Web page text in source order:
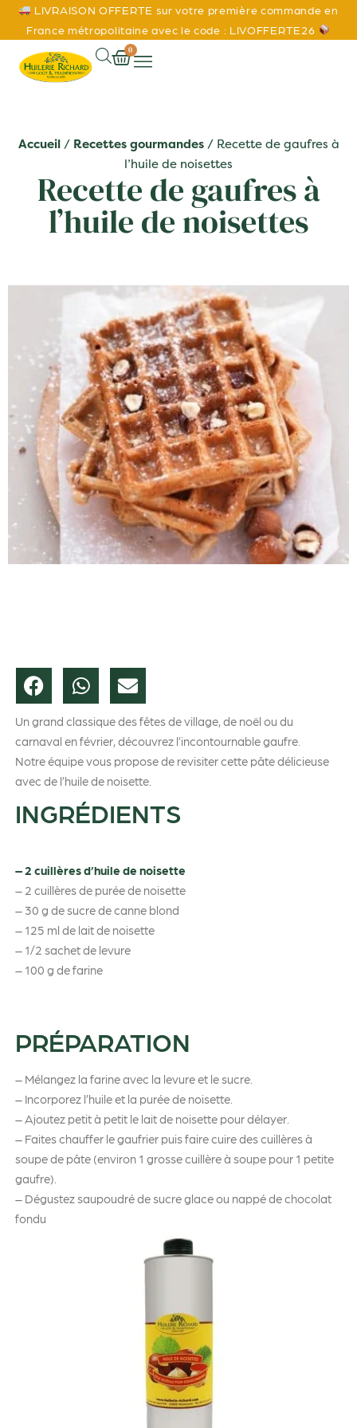
LIVRAISON OFFERTE sur votre première commande en
France métropolitaine avec le code : LIVOFFERTE26
0
Accueil/ Recettes gourmandes/ Recette de gaufres à
l’huile de noisettes
Recette de gaufres à
l’huile de noisettes
Un grand classique des fêtes de village, de noël ou du
carnaval en février, découvrez l’incontournable gaufre.
Notre équipe vous propose de revisiter cette pâte délicieuse
avec de l’huile de noisette.
INGRÉDIENTS
– 2 cuillères d’huile de noisette
– 2 cuillères de purée de noisette
– 30 g de sucre de canne blond
– 125 ml de lait de noisette
– 1/2 sachet de levure
– 100 g de farine
PRÉPARATION
– Mélangez la farine avec la levure et le sucre.
– Incorporez l’huile et la purée de noisette.
– Ajoutez petit à petit le lait de noisette pour délayer.
– Faites chauffer le gaufrier puis faire cuire des cuillères à
soupe de pâte (environ 1 grosse cuillère à soupe pour 1 petite
gaufre).
– Dégustez saupoudré de sucre glace ou nappé dechocolat
fondu